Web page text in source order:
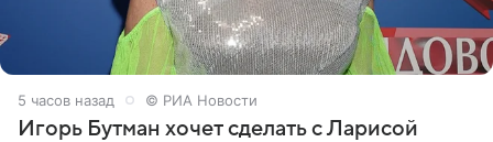
5 часов назад © РИА Новости
Игорь Бутман хочет сделать с Ларисой